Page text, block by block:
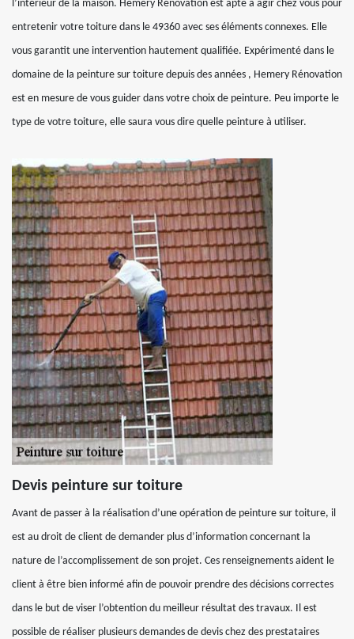
l’intérieur de la maison. Hemery Rénovation est apte à agir chez vous pour
entretenir votre toiture dans le 49360 avec ses éléments connexes. Elle
vous garantit une intervention hautement qualifiée. Expérimenté dans le
domaine de la peinture sur toiture depuis des années , Hemery Rénovation
est en mesure de vous guider dans votre choix de peinture. Peu importe le
type de votre toiture, elle saura vous dire quelle peinture à utiliser.
Devis peinture sur toiture
Avant de passer à la réalisation d’une opération de peinture sur toiture, il
est au droit de client de demander plus d’information concernant la
nature de l’accomplissement de son projet. Ces renseignements aident le
client à être bien informé afin de pouvoir prendre des décisions correctes
dans le but de viser l’obtention du meilleur résultat des travaux. Il est
possible de réaliser plusieurs demandes de devis chez des prestataires